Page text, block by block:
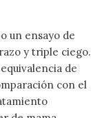
un ensayo de
y triple ciego.
de
con el